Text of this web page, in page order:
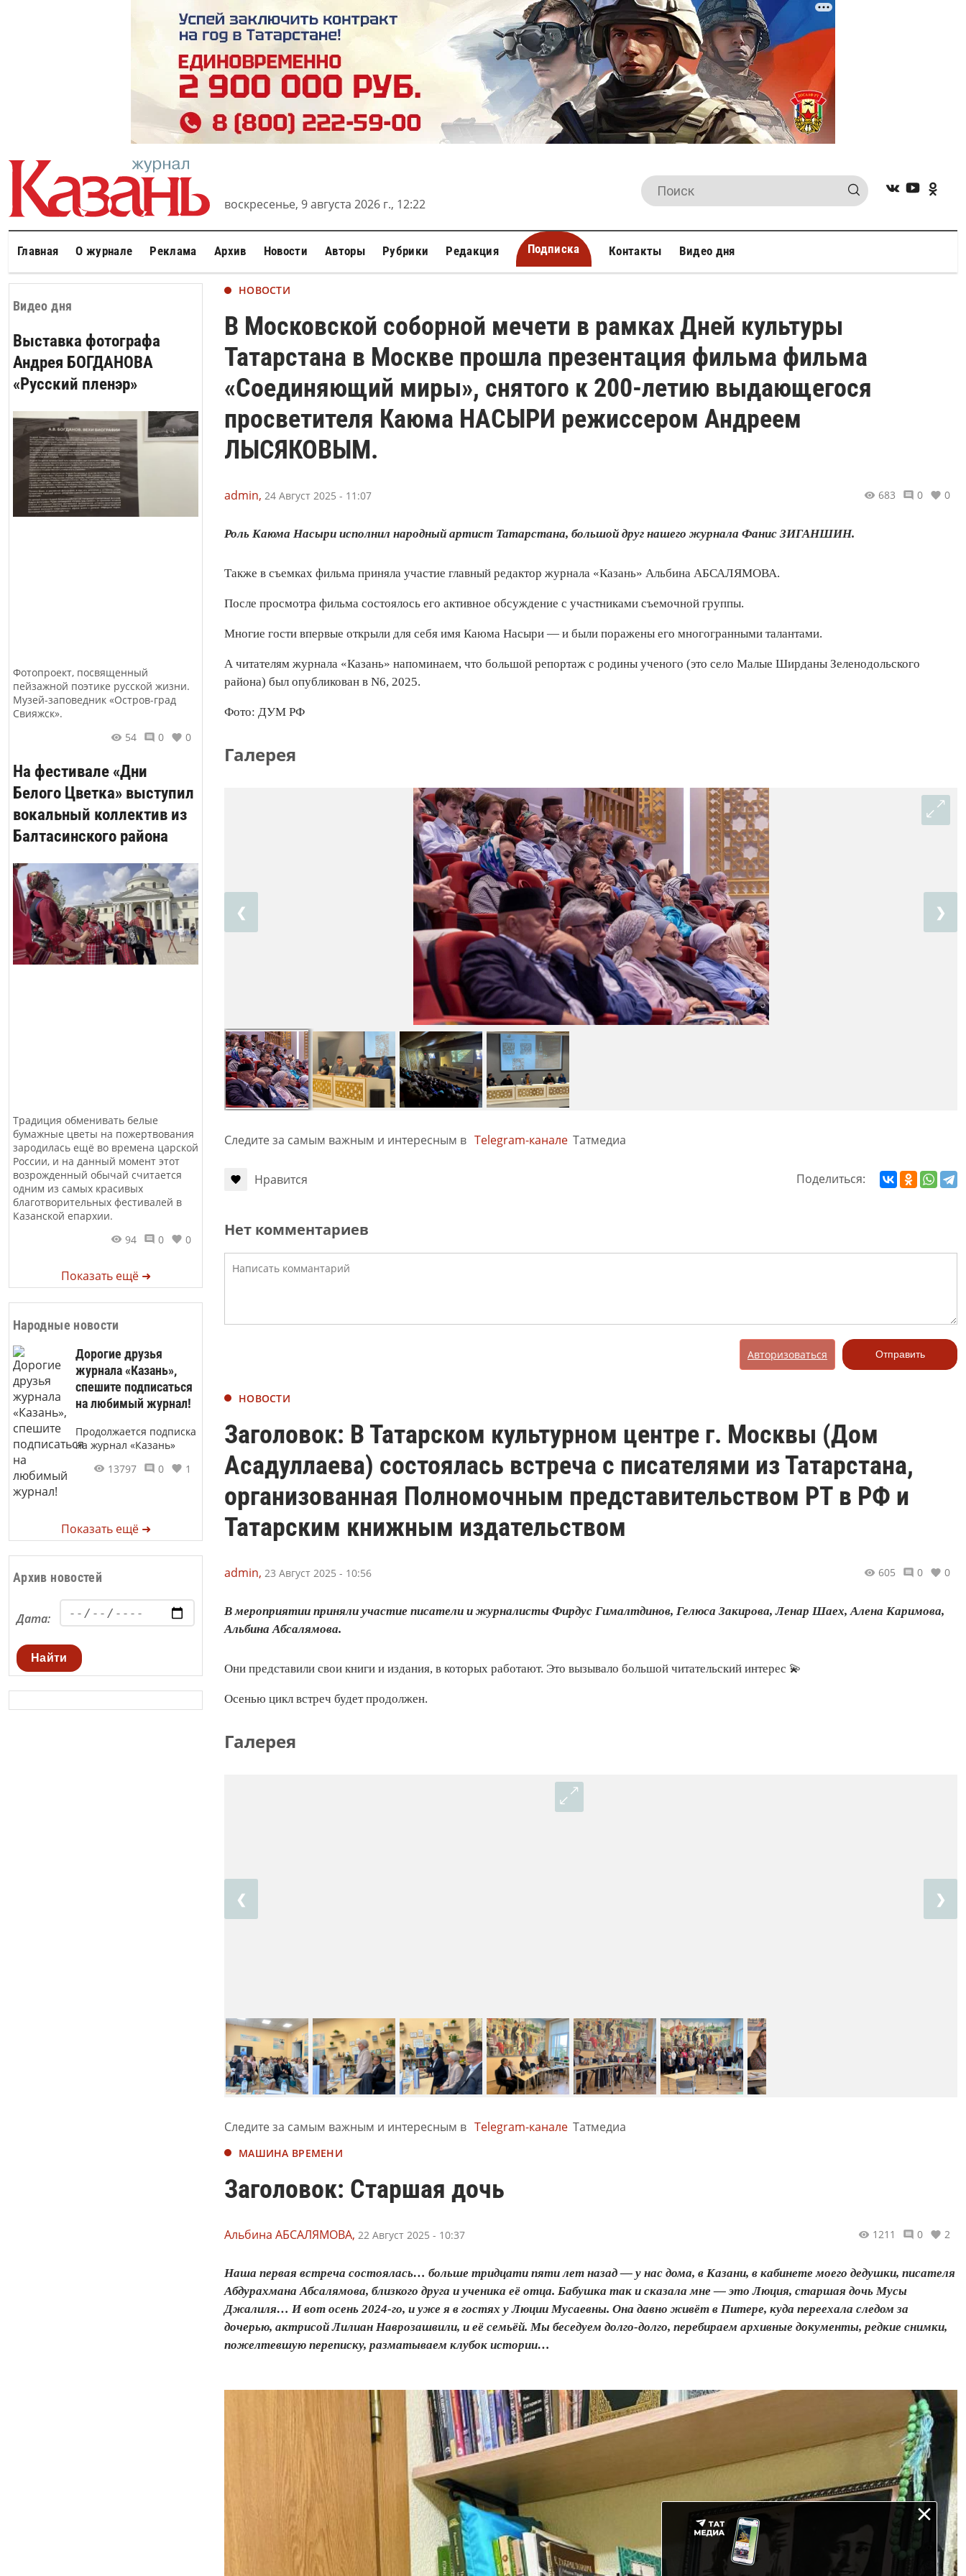
воскресенье, 9 августа 2026 г., 12:22
Главная О журнале Реклама Архив Новости Авторы Рубрики Редакция Подписка Контакты Видео дня
Видео дня
Выставка фотографа
Андрея БОГДАНОВА
«Русский пленэр»
Фотопроект, посвященный
пейзажной поэтике русской жизни.
Музей-заповедник «Остров-град
Свияжск».
54
0 0
На фестивале «Дни
Белого Цветка» выступил
вокальный коллектив из
Балтасинского района
Традиция обменивать белые
бумажные цветы на пожертвования
зародилась ещё во времена царской
России, и на данный момент этот
возрожденный обычай считается
одним из самых красивых
благотворительных фестивалей в
Казанской епархии.
94
0 0
Показать ещё ➜
Народные новости
Дорогие друзья
журнала «Казань»,
спешите подписаться
на любимый журнал!
Продолжается подписка
на журнал «Казань»
13797
0 1
Показать ещё ➜
Архив новостей
Дата:
Найти
НОВОСТИ
В Московской соборной мечети в рамках Дней культуры
Татарстана в Москве прошла презентация фильма фильма
«Соединяющий миры», снятого к 200-летию выдающегося
просветителя Каюма НАСЫРИ режиссером Андреем
ЛЫСЯКОВЫМ.
admin, 24 Август 2025 - 11:07 683 0 0
Роль Каюма Насыри исполнил народный артист Татарстана, большой друг нашего журнала Фанис ЗИГАНШИН.
Также в съемках фильма приняла участие главный редактор журнала «Казань» Альбина АБСАЛЯМОВА.
После просмотра фильма состоялось его активное обсуждение с участниками съемочной группы.
Многие гости впервые открыли для себя имя Каюма Насыри — и были поражены его многогранными талантами.
А читателям журнала «Казань» напоминаем, что большой репортаж с родины ученого (это село Малые Ширданы Зеленодольского
района) был опубликован в N6, 2025.
Фото: ДУМ РФ
Галерея
❮ ❯
Следите за самым важным и интересным в Telegram-канале Татмедиа
Нравится Поделиться:
Нет комментариев
Авторизоваться Отправить
НОВОСТИ
Заголовок: В Татарском культурном центре г. Москвы (Дом
Асадуллаева) состоялась встреча с писателями из Татарстана,
организованная Полномочным представительством РТ в РФ и
Татарским книжным издательством
admin, 23 Август 2025 - 10:56 605 0 0
В мероприятии приняли участие писатели и журналисты Фирдус Гималтдинов, Гелюса Закирова, Ленар Шаех, Алена Каримова,
Альбина Абсалямова.
Они представили свои книги и издания, в которых работают. Это вызывало большой читательский интерес 💫
Осенью цикл встреч будет продолжен.
Галерея
❮ ❯
Следите за самым важным и интересным в Telegram-канале Татмедиа
МАШИНА ВРЕМЕНИ
Заголовок: Старшая дочь
Альбина АБСАЛЯМОВА, 22 Август 2025 - 10:37 1211 0 2
Наша первая встреча состоялась… больше три­дцати пяти лет назад — у нас дома, в Казани, в ка­бинете моего дедушки, писателя
Абдурахмана Аб­салямова, близкого друга и ученика её отца. Бабушка так и сказала мне — это Люция, старшая дочь Мусы
Джалиля… И вот осень 2024‑го, и уже я в гостях у Люции Мусаевны. Она давно живёт в Питере, куда переехала следом за
дочерью, актрисой Лилиан Наврозашвили, и её семьёй. Мы беседуем долго‑долго, перебираем архивные документы, редкие снимки,
пожелтевшую переписку, разматываем клубок истории…